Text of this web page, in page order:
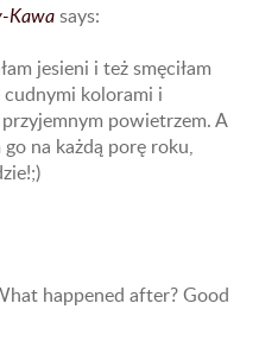
Kawasays:
jesieni i też smęciłam
cudnymi kolorami i
powietrzem. A
na każdą porę roku,
happened after? Good